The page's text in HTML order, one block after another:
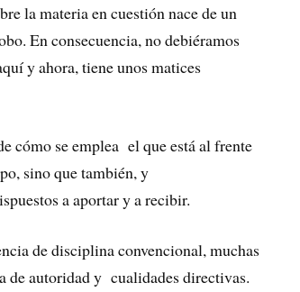
la materia en cuestión nace de un
En consecuencia, no debiéramos
y ahora, tiene unos matices
cómo se emplea el que está al frente
sino que también, y
a aportar y a recibir.
de disciplina convencional, muchas
de autoridad y cualidades directivas.